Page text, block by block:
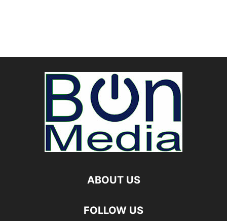
ABOUT US
FOLLOW US